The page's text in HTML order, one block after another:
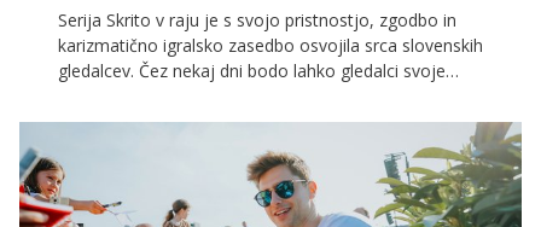
Serija Skrito v raju je s svojo pristnostjo, zgodbo in
karizmatično igralsko zasedbo osvojila srca slovenskih
gledalcev. Čez nekaj dni bodo lahko gledalci svoje
17. uri namreč v ljubljanski Citypark prihajajo Gaja
Filač, Matej Zemljič, Aleš Valič, Zala Djuric in ostala
igralska zasedba, ki bo v sproščenem vzdušju
odgovarjala na vprašanja, delila avtograme in naredila